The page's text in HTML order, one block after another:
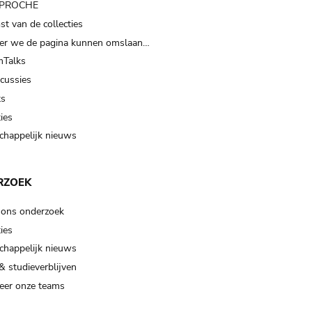
van de collecties
we de pagina kunnen omslaan…
nieuws
onderzoek
nieuws
studieverblijven
onze teams